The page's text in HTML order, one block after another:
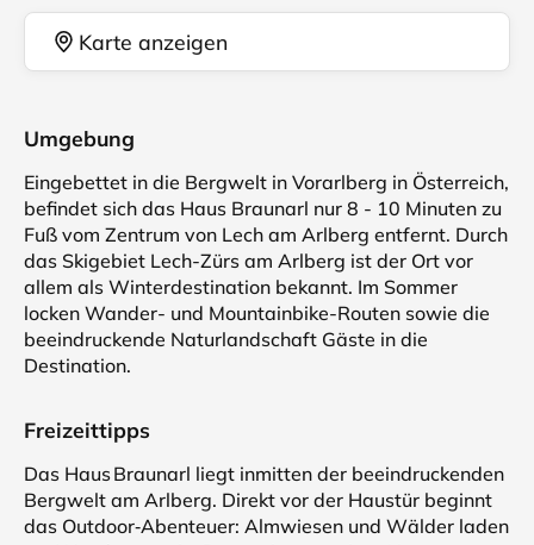
Karte anzeigen
Umgebung
Eingebettet in die Bergwelt in Vorarlberg in Österreich,
befindet sich das Haus Braunarl nur 8 - 10 Minuten zu
Fuß vom Zentrum von Lech am Arlberg entfernt. Durch
das Skigebiet Lech-Zürs am Arlberg ist der Ort vor
allem als Winterdestination bekannt. Im Sommer
locken Wander- und Mountainbike-Routen sowie die
beeindruckende Naturlandschaft Gäste in die
Destination.
Freizeittipps
Das Haus Braunarl liegt inmitten der beeindruckenden
Bergwelt am Arlberg. Direkt vor der Haustür beginnt
das Outdoor‑Abenteuer: Almwiesen und Wälder laden